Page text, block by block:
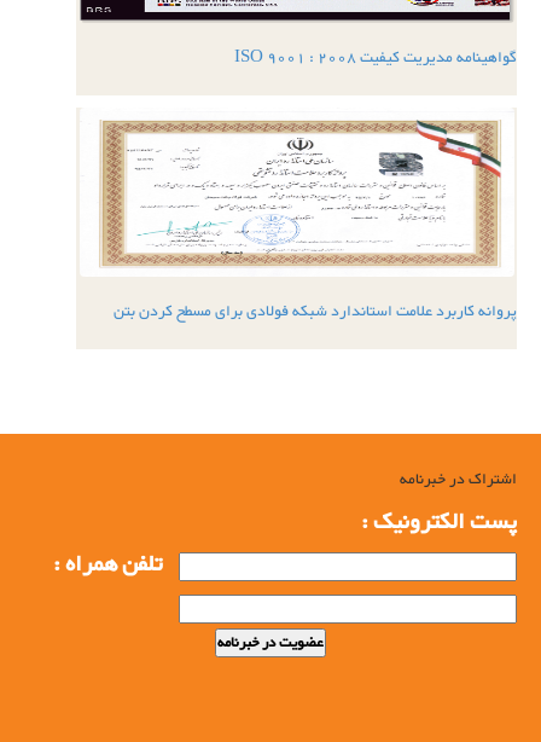
گواهینامه مدیریت کیفیت ISO 9001 : 2008
پروانه کاربرد علامت استاندارد شبکه فولادی برای مسطح کردن بتن
اشتراک در خبرنامه
پست الکترونیک :
تلفن همراه :